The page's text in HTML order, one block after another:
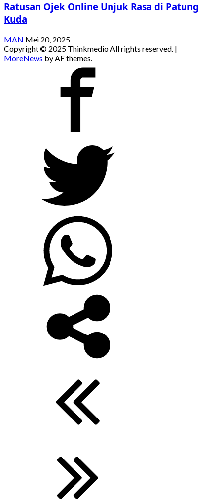
Ratusan Ojek Online Unjuk Rasa di Patung
Kuda
MAN Mei 20, 2025
Copyright © 2025 Thinkmedio All rights reserved. |
MoreNews by AF themes.